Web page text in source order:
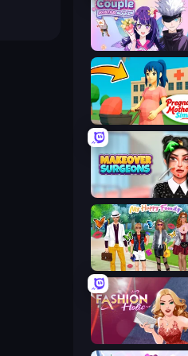
Makeover Surgeons
Fashion Holic